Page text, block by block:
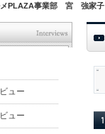
メPLAZA事業部 宮 強家子
ュー
ュー